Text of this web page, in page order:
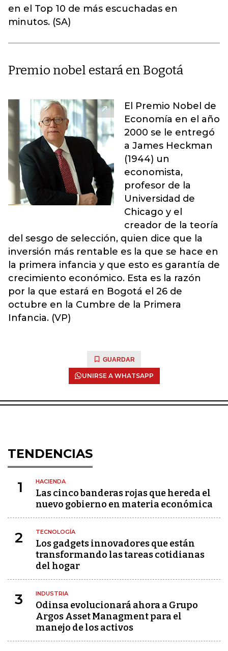
en el Top 10 de más escuchadas en
minutos. (SA)
Premio nobel estará en Bogotá
El Premio Nobel de
Economía en el año
2000 se le entregó
a James Heckman
(1944) un
economista,
profesor de la
Universidad de
Chicago y el
creador de la teoría
del sesgo de selección, quien dice que la
inversión más rentable es la que se hace en
la primera infancia y que esto es garantía de
crecimiento económico. Esta es la razón
por la que estará en Bogotá el 26 de
octubre en la Cumbre de la Primera
Infancia. (VP)
GUARDAR
UNIRSE A WHATSAPP
TENDENCIAS
1 HACIENDA
Las cinco banderas rojas que hereda el
nuevo gobierno en materia económica
2 TECNOLOGÍA
Los gadgets innovadores que están
transformando las tareas cotidianas
del hogar
3 INDUSTRIA
Odinsa evolucionará ahora a Grupo
Argos Asset Managment para el
manejo de los activos